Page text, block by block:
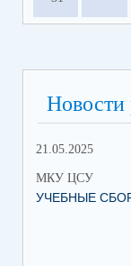
Новости
21.05.2025
МКУ ЦСУ
УЧЕБНЫЕ